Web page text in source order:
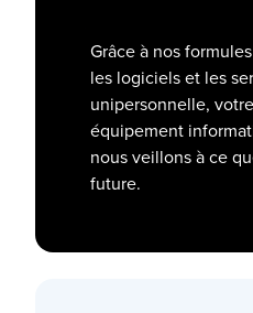
Grâce à nos
les logiciels et les
unipersonnelle,
équipement
nous veillons à ce
future.